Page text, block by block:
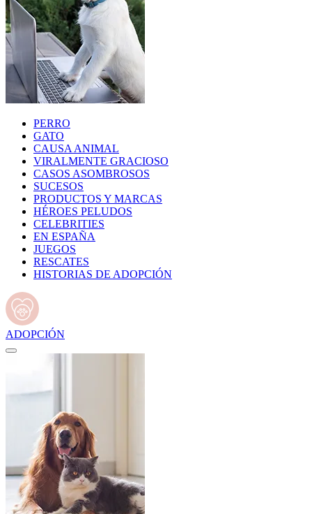
PERRO
GATO
CAUSA ANIMAL
VIRALMENTE GRACIOSO
CASOS ASOMBROSOS
SUCESOS
PRODUCTOS Y MARCAS
HÉROES PELUDOS
CELEBRITIES
EN ESPAÑA
JUEGOS
RESCATES
HISTORIAS DE ADOPCIÓN
ADOPCIÓN